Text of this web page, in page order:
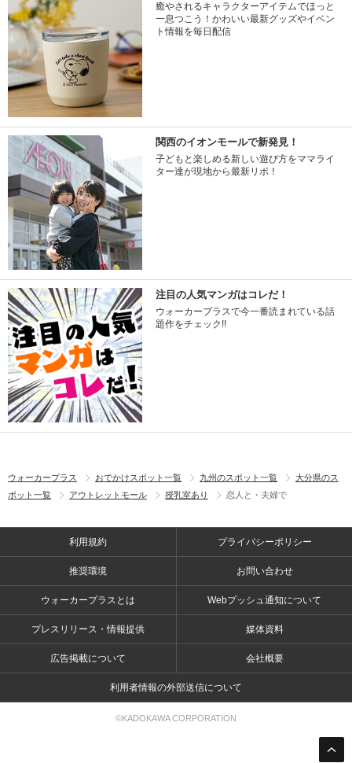
癒やされるキャラクターアイテムでほっと
一息つこう！かわいい最新グッズやイベン
ト情報を毎日配信
関西のイオンモールで新発見！
子どもと楽しめる新しい遊び方をママライ
ター達が現地から最新リポ！
注目の人気マンガはコレだ！
ウォーカープラスで今一番読まれている話
題作をチェック!!
ウォーカープラス おでかけスポット一覧 九州のスポット一覧
大分県のス
ポット一覧
アウトレットモール 授乳室あり 恋人と・夫婦で
利用規約 プライバシーポリシー
推奨環境 お問い合わせ
ウォーカープラスとは Webプッシュ通知について
プレスリリース・情報提供 媒体資料
広告掲載について 会社概要
利用者情報の外部送信について
©KADOKAWA CORPORATION